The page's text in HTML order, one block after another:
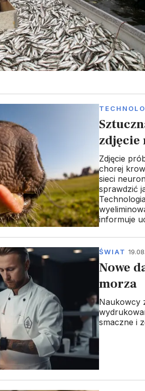
Zdjęcie
chorej
sieci
sprawdzić
informuje
ŚWIAT
Nowe
morza
Naukowcy
smaczne i